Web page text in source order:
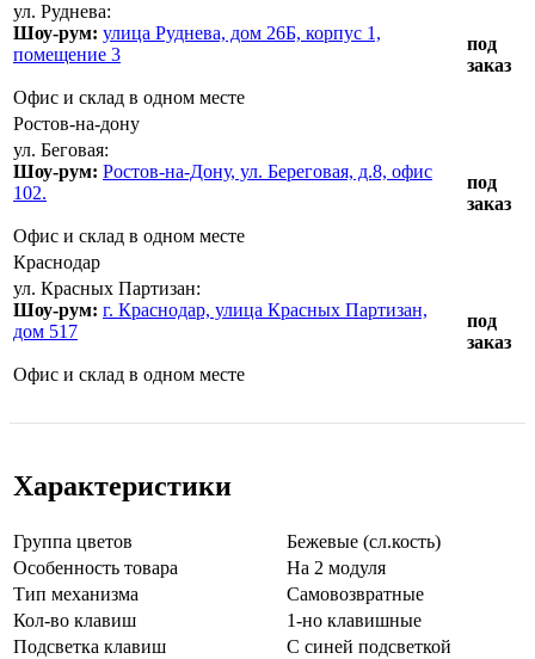
ул. Руднева:
Шоу-рум: улица Руднева, дом 26Б, корпус 1,
помещение 3
Офис и склад в одном месте
под
заказ
Ростов-на-дону
ул. Беговая:
Шоу-рум: Ростов-на-Дону, ул. Береговая, д.8, офис
102.
Офис и склад в одном месте
под
заказ
Краснодар
ул. Красных Партизан:
Шоу-рум: г. Краснодар, улица Красных Партизан,
дом 517
Офис и склад в одном месте
под
заказ
Характеристики
Группа цветов
Бежевые (сл.кость)
Особенность товара
На 2 модуля
Тип механизма
Самовозвратные
Кол-во клaвиш
1-но клавишные
Подсветка клавиш
С синей подсветкой